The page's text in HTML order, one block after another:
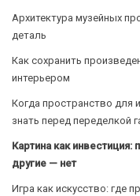
Архитектура музейных
деталь
Как сохранить
интерьером
Когда пространство для
знать перед переделкой
Картина как инвестиция:
другие — нет
Игра как искусство: где